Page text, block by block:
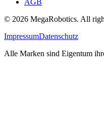
© 2026 MegaRobotics. All
ImpressumDatenschutz
Alle Marken sind Eigentum